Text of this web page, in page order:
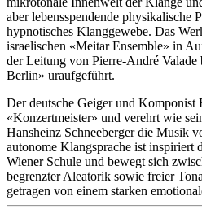
aber lebensspendende physikalische
hypnotisches Klanggewebe. Das
israelischen «Meitar Ensemble» in
der Leitung von Pierre-André Valade
Berlin» uraufgeführt.
Der deutsche Geiger und Komponist
«Konzertmeister» und verehrt wie
Hansheinz Schneeberger die Musik
autonome Klangsprache ist inspiriert
Wiener Schule und bewegt sich
begrenzter Aleatorik sowie freier
getragen von einem starken